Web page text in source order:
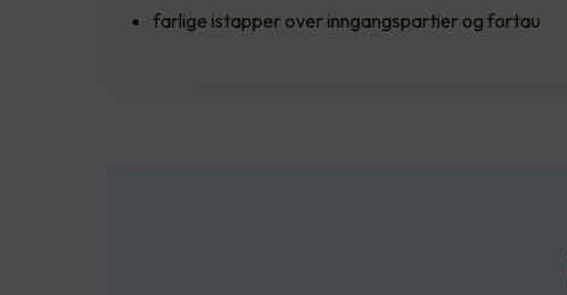
farlige istapper over inngangspartier og fortau